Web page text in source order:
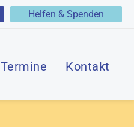
Helfen & Spenden
Termine Kontakt